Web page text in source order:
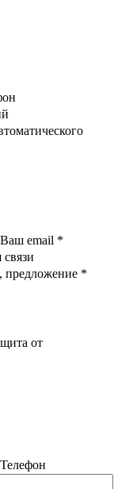
Ваш email *
предложение *
от
Телефон